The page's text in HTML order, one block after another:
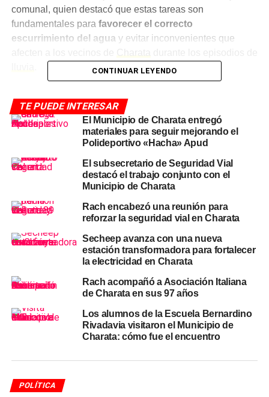
comunal, quien destacó que estas tareas son
fundamentales para favorecer el correcto
escurrimiento del agua y evitar inconvenientes que
El pedido a los vecinos: no
obstruir los desagües
Junto al anuncio de los trabajos municipales, Rach lanzó
un llamado a la
colaboración de la comunidad.Pidió a
cada vecino mantener limpio el frente de su hogar y
—botellas, bolsas y otros elementos— en
la vía pública, ya que suelen terminar obstruyendo los
desagües y generando problemas que impactan en toda
la ciudad.
«Cuidar nuestra ciudad es una responsabilidad
compartida.
Con pequeños gestos que hacen la
diferencia y el compromiso de todos, podemos contribuir
mejores condiciones para el bienestar de cada vecino»,
expresó el intendente.
Para másnoticias de Charata, seguí nuestra cobertura
CONTINUAR LEYENDO
TE PUEDE INTERESAR
El Municipio de Charata entregó
materiales para seguir mejorando el
Polideportivo «Hacha» Apud
El subsecretario de Seguridad Vial
destacó el trabajo conjunto con el
Municipio de Charata
Rach encabezó una reunión para
reforzar la seguridad vial en Charata
Secheep avanza con una nueva
estación transformadora para fortalecer
la electricidad en Charata
Rach acompañó a Asociación Italiana
de Charata en sus 97 años
Los alumnos de la Escuela Bernardino
Rivadavia visitaron el Municipio de
Charata: cómo fue el encuentro
POLÍTICA